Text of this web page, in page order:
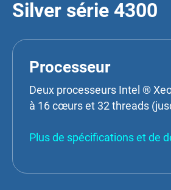
Silver série 4300
Processeur
Deux processeurs Intel ®
à 16 cœurs et 32 threads
Plus de spécifications et de